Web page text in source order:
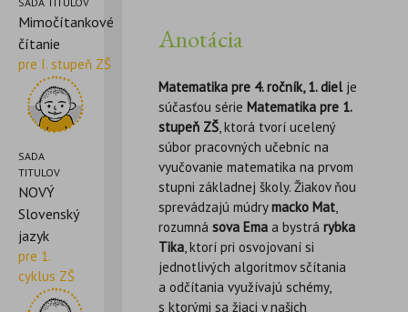
Mimočítankové
čítanie
pre I. stupeň ZŠ
SADA
TITULOV
NOVÝ
Slovenský
jazyk
pre 1.
cyklus ZŠ
Anotácia
Matematika pre 4. ročník, 1. dielje
súčasťou série Matematika pre 1.
stupeň ZŠ, ktorá tvorí ucelený
súbor pracovných učebníc na
vyučovanie matematika na prvom
stupni základnej školy. Žiakov ňou
sprevádzajú múdrymacko Mat,
rozumnásova Ema a bystrárybka
Tika, ktorí pri osvojovaní si
jednotlivých algoritmov sčítania
a odčítania využívajú schémy,
s ktorými sa žiaci v našich